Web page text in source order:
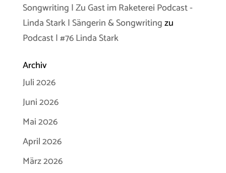
Songwriting | Zu Gast im Raketerei Podcast -
Linda Stark | Sängerin & Songwritingzu
Podcast | #76 Linda Stark
Archiv
Juli 2026
Juni 2026
Mai 2026
April 2026
März 2026